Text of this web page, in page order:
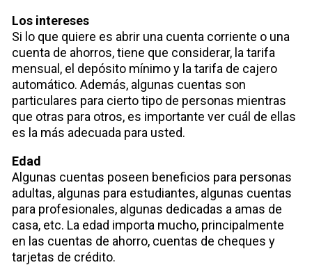
Los intereses
Si lo que quiere es abrir una cuenta corriente o una
cuenta de ahorros, tiene que considerar, la tarifa
mensual, el depósito mínimo y la tarifa de cajero
automático. Además, algunas cuentas son
particulares para cierto tipo de personas mientras
que otras para otros, es importante ver cuál de ellas
es la más adecuada para usted.
Edad
Algunas cuentas poseen beneficios para personas
adultas, algunas para estudiantes, algunas cuentas
para profesionales, algunas dedicadas a amas de
casa, etc. La edad importa mucho, principalmente
en las cuentas de ahorro, cuentas de cheques y
tarjetas de crédito.